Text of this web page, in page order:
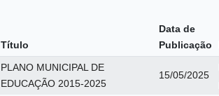
Título
Data de
Publicação
PLANO MUNICIPAL DE
EDUCAÇÃO 2015-2025
15/05/2025